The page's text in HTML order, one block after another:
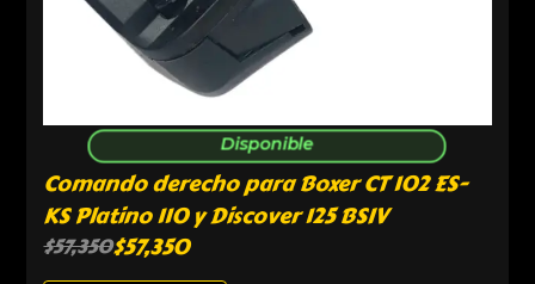
Disponible
Comando derecho para Boxer CT 102 ES-
KS Platino 110 y Discover 125 BSIV
$57,350$57,350